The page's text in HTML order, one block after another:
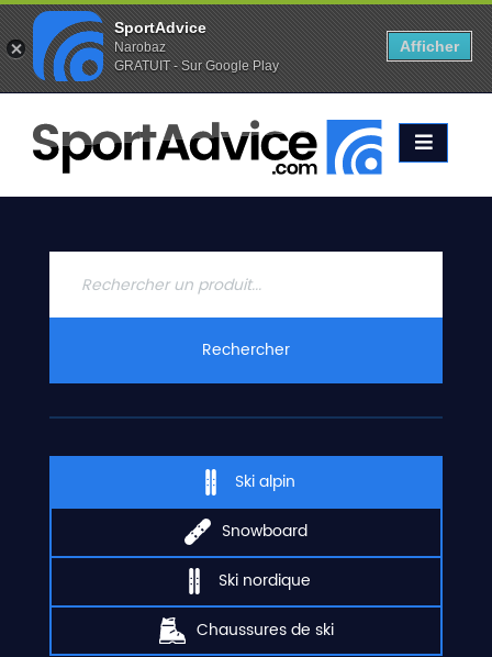
Favoris (0) Alertes (0)
ACCUEIL
SKIS
2020
CONTACT
Rechercher
Ski alpin
Snowboard
Ski nordique
Chaussures de ski
SportAdvice
Narobaz
GRATUIT - Sur Google Play
Afficher